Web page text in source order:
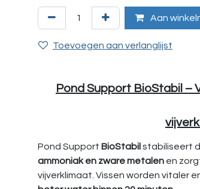
Aan
Toevoegen aan verlanglijst
Pond Support BioStabil –
Pond Support BioStabil stabiliseert
ammoniak en zware metalen en
vijverklimaat. Vissen worden vitaler